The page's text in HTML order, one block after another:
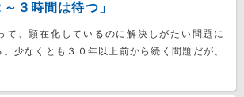
～３時間は待つ」
て、顕在化しているのに解決しがたい問題に
。少なくとも３０年以上前から続く問題だが、